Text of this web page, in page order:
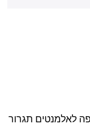
לאלמנטים תגרור